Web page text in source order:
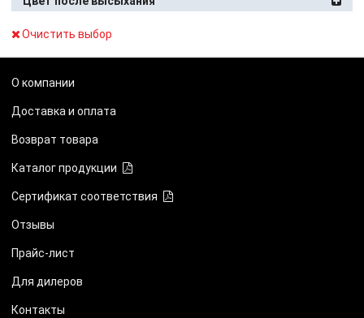
Очистить выбор
О компании
Доставка и оплата
Возврат товара
Каталог продукции
Сертификат соответствия
Отзывы
Прайс-лист
Для дилеров
Контакты